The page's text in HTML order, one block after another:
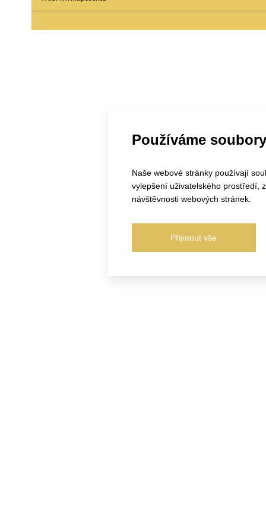
Používáme
Naše webové stránky používají
vylepšení uživatelského prostředí,
návštěvnosti webových stránek.
Přijmout vše